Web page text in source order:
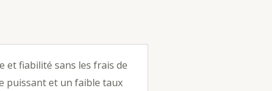
et fiabilité sans les frais de
puissant et un faible taux